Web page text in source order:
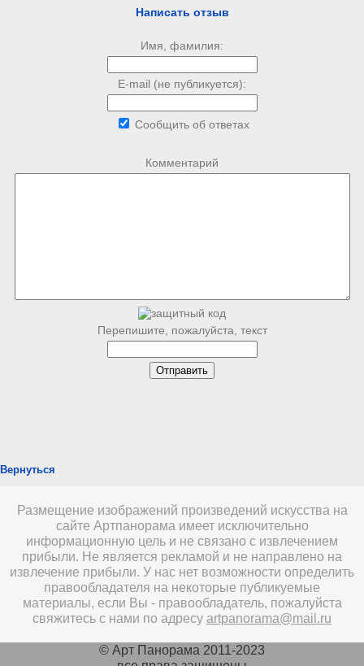
Написать отзыв
Имя, фамилия:
E-mail (не публикуется):
Сообщить об ответах
Комментарий
Перепишите, пожалуйста, текст
Вернуться
Размещение изображений произведений искусства на
сайте Артпанорама имеет исключительно
информационную цель и не связано с извлечением
прибыли. Не является рекламой и не направлено на
извлечение прибыли. У нас нет возможности определить
правообладателя на некоторые публикуемые
материалы, если Вы - правообладатель, пожалуйста
свяжитесь с нами по адресу artpanorama@mail.ru
© Арт Панорама 2011-2023